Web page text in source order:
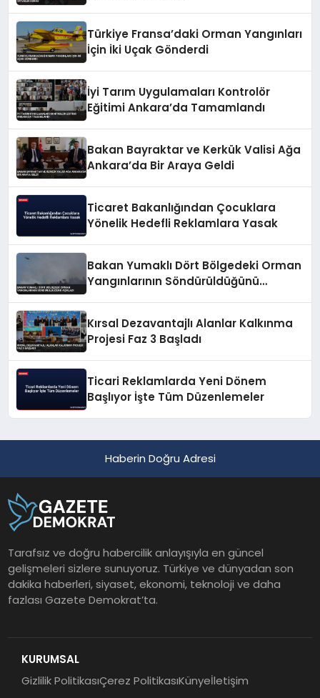
Türkiye Fransa’daki Orman Yangınları
İçin İki Uçak Gönderdi
İyi Tarım Uygulamaları Kontrolör
Eğitimi Ankara’da Tamamlandı
Bakan Bayraktar ve Kerkük Valisi Ağa
Ankara’da Bir Araya Geldi
Ticaret Bakanlığından Çocuklara
Yönelik Hedefli Reklamlara Yasak
Bakan Yumaklı Dört Bölgedeki Orman
Yangınlarının Söndürüldüğünü
Kırsal Dezavantajlı Alanlar Kalkınma
Projesi Faz 3 Başladı
Ticari Reklamlarda Yeni Dönem
Başlıyor İşte Tüm Düzenlemeler
Haberin Doğru Adresi
Tarafsız ve doğru habercilik anlayışıyla en güncel
gelişmeleri sizlere sunuyoruz. Türkiye ve dünyadan son
dakika haberleri, siyaset, ekonomi, teknoloji ve daha
fazlası Gazete Demokrat’ta.
KURUMSAL
Gizlilik PolitikasıÇerez PolitikasıKünyeİletişim